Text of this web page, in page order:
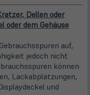
Dellen oder
oder dem Gehäuse
auf,
jedoch nicht
können
Lackabplatzungen,
und